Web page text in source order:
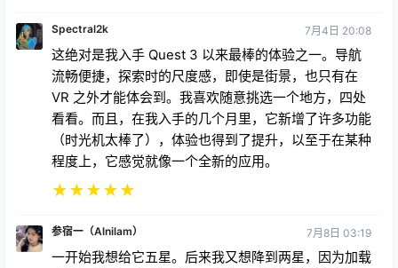
Spectral2k 7月4日 20:08
这绝对是我入手 Quest 3 以来最棒的体验之一。导航
流畅便捷，探索时的尺度感，即使是街景，也只有在
VR 之外才能体会到。我喜欢随意挑选一个地方，四处
看看。而且，在我入手的几个月里，它新增了许多功能
（时光机太棒了），体验也得到了提升，以至于在某种
程度上，它感觉就像一个全新的应用。
★★★★★
参宿一（Alnilam） 7月8日 03:19
一开始我想给它五星。后来我又想降到两星，因为加载